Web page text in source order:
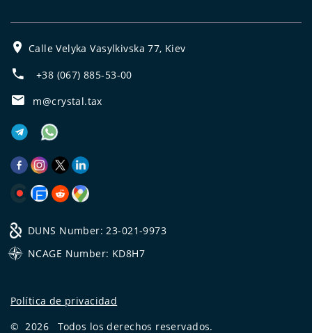
Calle Velyka Vasylkivska 77, Kiev
+38 (067) 885-53-00
m@crystal.tax
DUNS Number: 23-021-9973
NCAGE Number: KD8H7
Política de privacidad
© 2026 Todos los derechos reservados.